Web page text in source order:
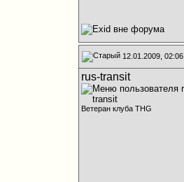
12.01.2009, 02:06
rus-transit
Ветеран клуба THG